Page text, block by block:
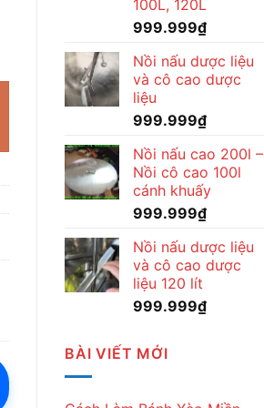
100L, 120L
999.999₫
Nồi nấu dược liệu
và cô cao dược
liệu
999.999₫
Nồi nấu cao 200l –
Nồi cô cao 100l
cánh khuấy
999.999₫
Nồi nấu dược liệu
và cô cao dược
liệu 120 lít
999.999₫
BÀI VIẾT MỚI